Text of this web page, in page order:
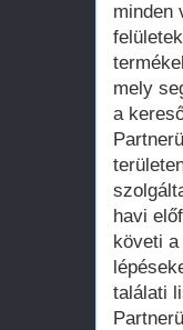
minden
mely
a
havi
követi
találati